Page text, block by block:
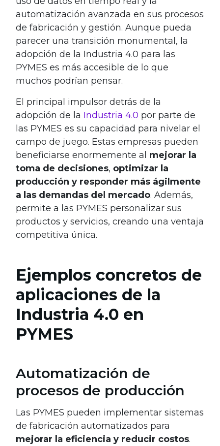
automatización avanzada en sus procesos
de fabricación y gestión. Aunque pueda
parecer una transición monumental, la
adopción de la Industria 4.0 para las
PYMES es más accesible de lo que
muchos podrían pensar.
El principal impulsor detrás de la
adopción de la Industria 4.0 por parte de
las PYMES es su capacidad para nivelar el
campo de juego. Estas empresas pueden
beneficiarse enormemente al mejorar la
toma de decisiones, optimizar la
producción y responder más ágilmente
a las demandas del mercado. Además,
permite a las PYMES personalizar sus
productos y servicios, creando una ventaja
competitiva única.
Ejemplos concretos de
aplicaciones de la
Industria 4.0 en
PYMES
Automatización de
procesos de producción
Las PYMES pueden implementar sistemas
de fabricación automatizados para
mejorar la eficiencia y reducir costos.